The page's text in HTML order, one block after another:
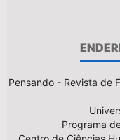
Pensando - Revista de
Programa